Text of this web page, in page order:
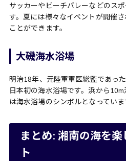
サッカーやビーチバレーなどのス
す。夏には様々なイベントが開催
ことができます。
大磯海水浴場
明治18年、元陸軍軍医総監であっ
日本初の海水浴場です。浜から10m
は海水浴場のシンボルとなっていま
まとめ: 湘南の海を
ト